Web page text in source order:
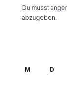
Du musst
abzugeben.
M
D